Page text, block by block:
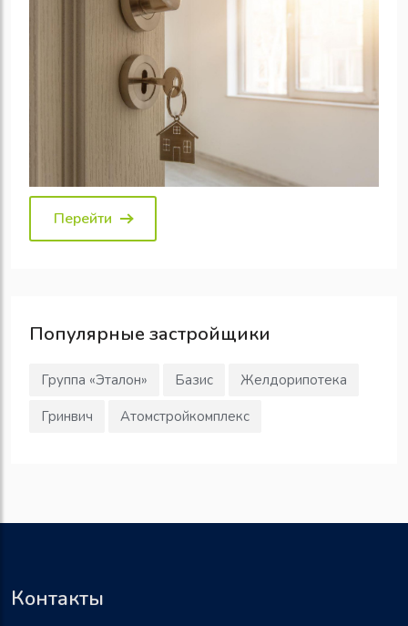
Перейти
Популярные застройщики
Группа «Эталон» Базис
Желдорипотека
Гринвич
Атомстройкомплекс
Контакты